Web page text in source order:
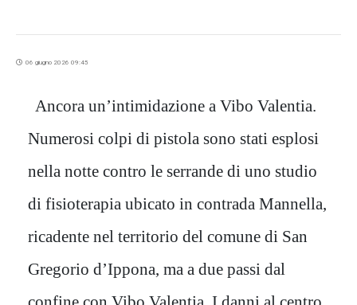
06 giugno 2026 09:45
Ancora un’intimidazione a Vibo Valentia.
Numerosi colpi di pistola sono stati esplosi
nella notte contro le serrande di uno studio
di fisioterapia ubicato in contrada Mannella,
ricadente nel territorio del comune di San
Gregorio d’Ippona, ma a due passi dal